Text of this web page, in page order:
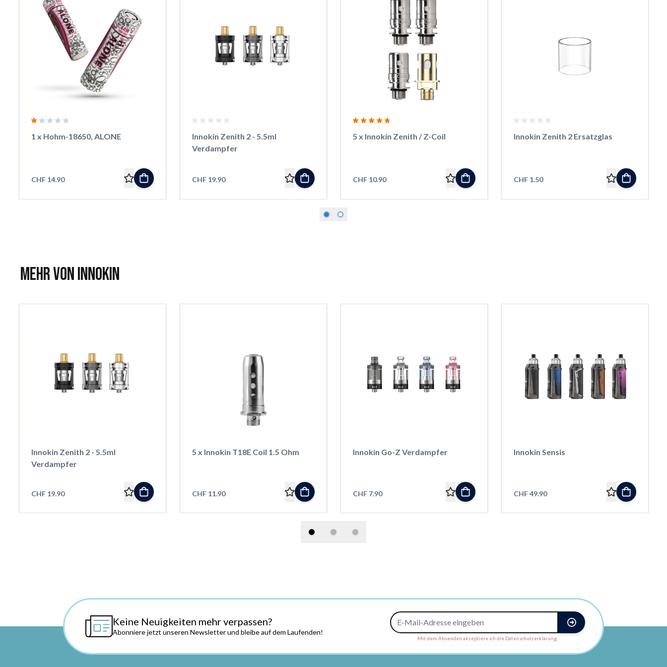
1 x Hohm-18650, ALONE
CHF 14.90
Innokin Zenith 2 - 5.5ml
Verdampfer
CHF 19.90
5 x Innokin Zenith / Z-Coil
CHF 10.90
Innokin Zenith 2 Ersatzglas
CHF 1.50
Mehr von Innokin
Innokin Zenith 2 - 5.5ml
Verdampfer
CHF 19.90
5 x Innokin T18E Coil 1.5 Ohm
CHF 11.90
Innokin Go-Z Verdampfer
CHF 7.90
Innokin Sensis
CHF 49.90
Keine Neuigkeiten mehr verpassen?
Abonniere jetzt unseren Newsletter und bleibe auf dem Laufenden!
E-Mail-Adresse
Mit dem Absenden akzeptiere ich die Datenschutzerklärung.